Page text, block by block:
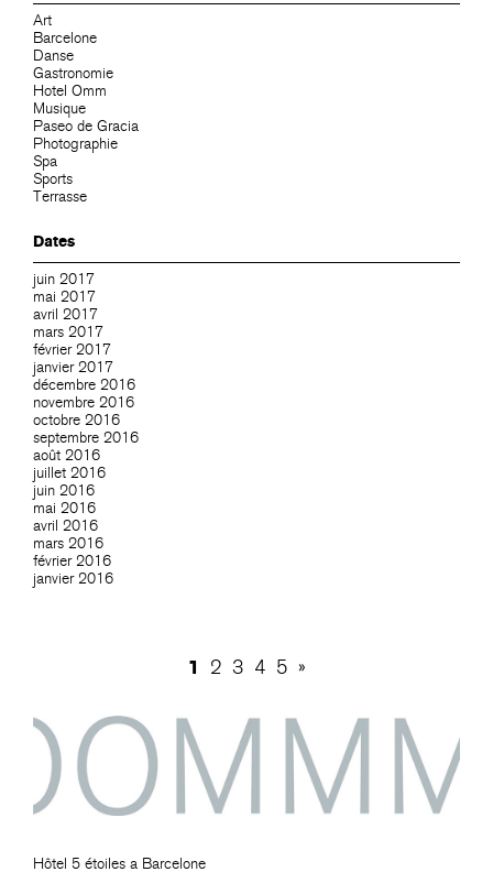
Art
Barcelone
Danse
Gastronomie
Hotel Omm
Musique
Paseo de Gracia
Photographie
Spa
Sports
Terrasse
Dates
juin 2017
mai 2017
avril 2017
mars 2017
février 2017
janvier 2017
décembre 2016
novembre 2016
octobre 2016
septembre 2016
août 2016
juillet 2016
juin 2016
mai 2016
avril 2016
mars 2016
février 2016
janvier 2016
1 2 3 4 5 »
Hôtel 5 étoiles a Barcelone